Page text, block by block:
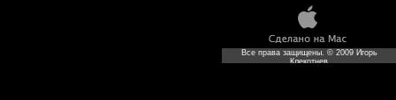
Все права защищены. © 2009 Игорь
Клекотнев